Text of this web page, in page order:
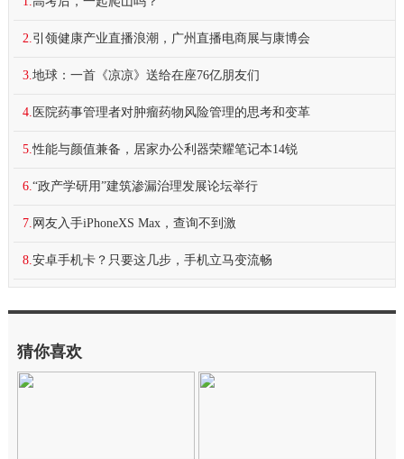
2. 引领健康产业直播浪潮，广州直播电商展与康博会
3. 地球：一首《凉凉》送给在座76亿朋友们
4. 医院药事管理者对肿瘤药物风险管理的思考和变革
5. 性能与颜值兼备，居家办公利器荣耀笔记本14锐
6. “政产学研用”建筑渗漏治理发展论坛举行
7. 网友入手iPhoneXS Max，查询不到激
8. 安卓手机卡？只要这几步，手机立马变流畅
猜你喜欢